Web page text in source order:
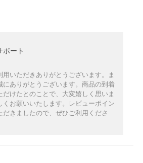
ポート
用いただきありがとうございます。ま
にありがとうございます。商品の到着
だけたとのことで、大変嬉しく思いま
くお願いいたします。レビューポイン
だきましたので、ぜひご利用くださ